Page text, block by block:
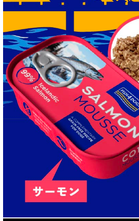
胃腸ケア対応 フード for CAT
口腔内・喉ケア対応商品 猫用
食欲サポート対応キャットフード
肝臓ケア対応キャットフード
免疫サポート 猫用
低脂肪 ドライフード for CAT
水分補給用ウェットフード for CAT